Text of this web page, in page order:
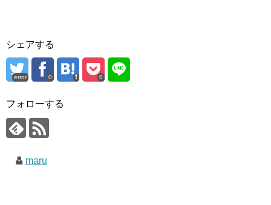
シェアする
error 0 0
フォローする
maru